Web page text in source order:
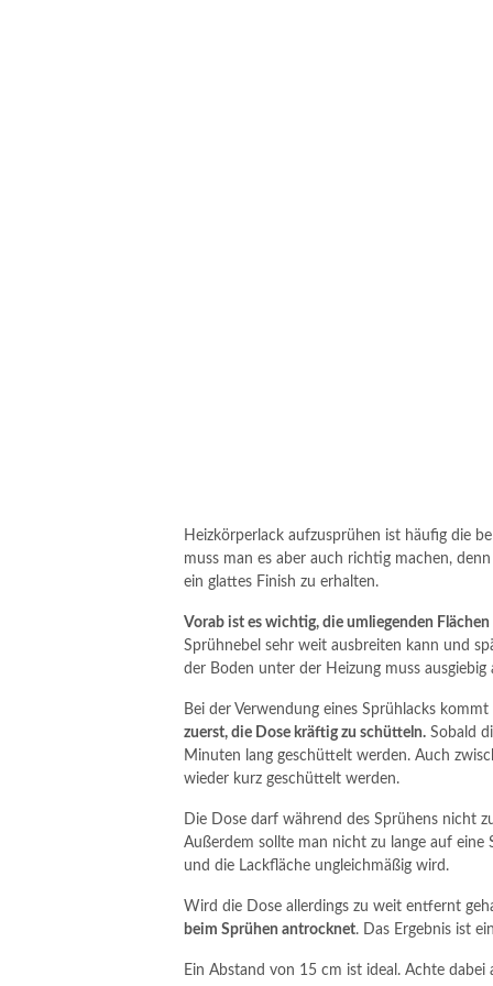
Heizkörperlack aufzusprühen ist häufig die
muss man es aber auch richtig machen,
ein glattes Finish zu erhalten.
Vorab ist es wichtig, die umliegenden
Sprühnebel sehr weit ausbreiten kann und
der Boden unter der Heizung muss ausgiebig
Bei der Verwendung eines Sprühlacks
zuerst, die Dose kräftig zu schütteln. Sobald
Minuten lang geschüttelt werden. Auch
wieder kurz geschüttelt werden.
Die Dose darf während des Sprühens nicht
Außerdem sollte man nicht zu lange auf eine
und die Lackfläche ungleichmäßig wird.
Wird die Dose allerdings zu weit entfernt
beim Sprühen antrocknet. Das Ergebnis ist
Ein Abstand von 15 cm ist ideal. Achte